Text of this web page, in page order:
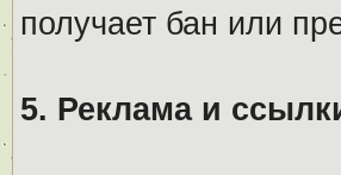
получает бан или
5. Реклама и